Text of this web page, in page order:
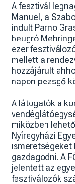
A fesztivál
Manuel, a
indult Parno
beugró
ezer
mellett a
hozzájárult
napon pezsgő
A látogatók a
miközben
Nyíregyházi
ismeretségeket
gazdagodni. A
jelentett az
fesztiválozók